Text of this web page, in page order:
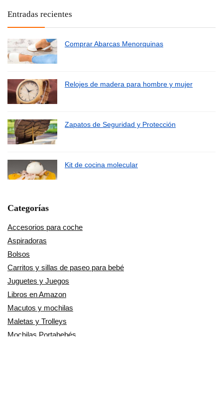
Entradas recientes
Comprar Abarcas Menorquinas
Relojes de madera para hombre y mujer
Zapatos de Seguridad y Protección
Kit de cocina molecular
Categorías
Accesorios para coche
Aspiradoras
Bolsos
Carritos y sillas de paseo para bebé
Juguetes y Juegos
Libros en Amazon
Macutos y mochilas
Maletas y Trolleys
Mochilas Portabebés